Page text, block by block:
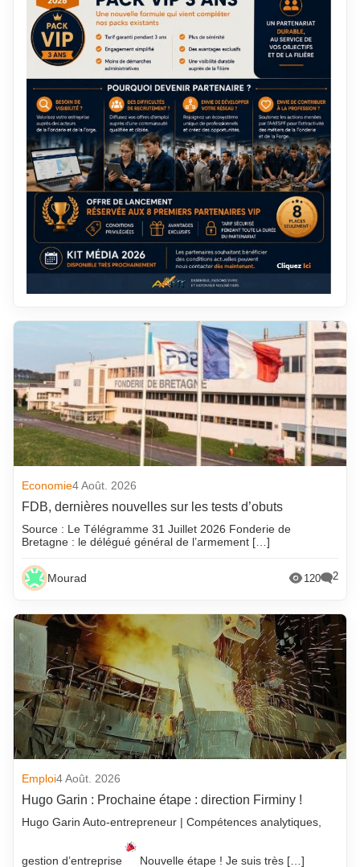
Economie4 Août. 2026
FDB, dernières nouvelles sur les tests d’obuts
Source : Le Télégramme 31 Juillet 2026 Fonderie de
Bretagne : le délégué général de l’armement […]
Mourad 120 2
Emploi4 Août. 2026
Hugo Garin : Prochaine étape : direction Firminy !
Hugo Garin Auto-entrepreneur | Compétences analytiques,
gestion d’entreprise Nouvelle étape ! Je suis très […]